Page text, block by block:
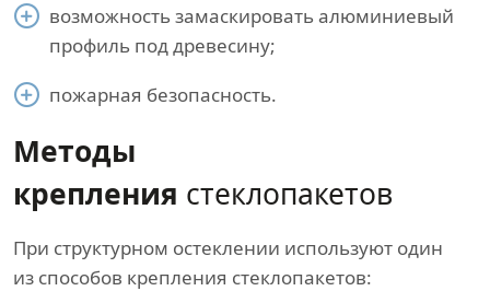
возможность замаскировать алюминиевый
профиль под древесину;
пожарная безопасность.
Методы
крепления стеклопакетов
При структурном остеклении используют один
из способов крепления стеклопакетов: